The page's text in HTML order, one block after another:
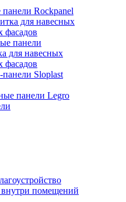
Rockpanel
для навесных
фасадов
панели
для навесных
фасадов
Sloplast
панели Legro
помещений